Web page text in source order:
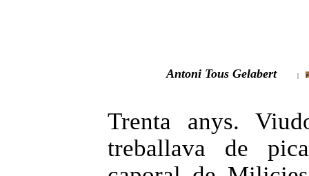
Antoni Tous Gelabert |
Trenta anys.
treballava de